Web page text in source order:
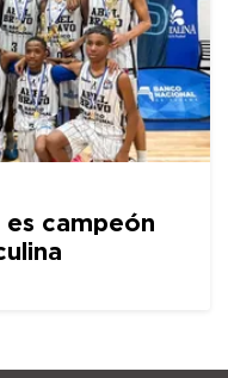
campeón